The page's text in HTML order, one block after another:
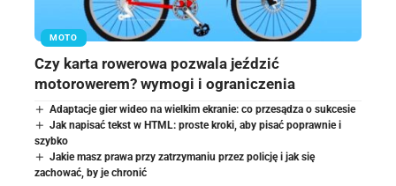
MOTO
Czy karta rowerowa pozwala jeździć
motorowerem? wymogi i ograniczenia
Adaptacje gier wideo na wielkim ekranie: co przesądza o sukcesie
Jak napisać tekst w HTML: proste kroki, aby pisać poprawnie i
szybko
Jakie masz prawa przy zatrzymaniu przez policję i jak się
zachować, by je chronić